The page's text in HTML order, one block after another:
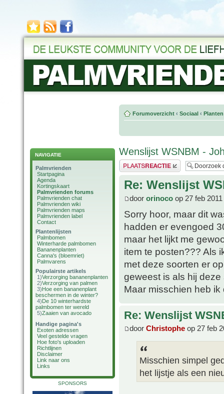
NAVIGATIE
Palmvrienden
Startpagina
Agenda
Kortingskaart
Palmvrienden forums
Palmvrienden chat
Palmvrienden wiki
Palmvrienden maps
Palmvrienden label
Contact
Plantenlijsten
Palmbomen
Winterharde palmbomen
Bananenplanten
Canna's (bloemriet)
Palmvarens
Populairste artikels
1)Verzorging bananenplanten
2)Verzorging van palmen
3)Hoe een bananenplant
beschermen in de winter?
4)De 10 winterhardste
palmbomen ter wereld
5)Zaaien van avocado
Handige pagina's
Exoten adressen
Veel gestelde vragen
Hoe foto's uploaden
Richtlijnen
Disclaimer
Link naar ons
Links
SPONSORS
Forumoverzicht ‹ Sociaal ‹
Wenslijst WSNBM -
Plaats een reactie
Re: Wenslijst
door orinoco op 27 feb
Sorry hoor, maar dit
hadden er evengoed
maar het lijkt me
item te posten??? Als
met deze soorten er
geweest is als hij
Maar misschien heb
Re: Wenslijst
door Christophe op 27 feb
Misschien simpel
het lijstje als een